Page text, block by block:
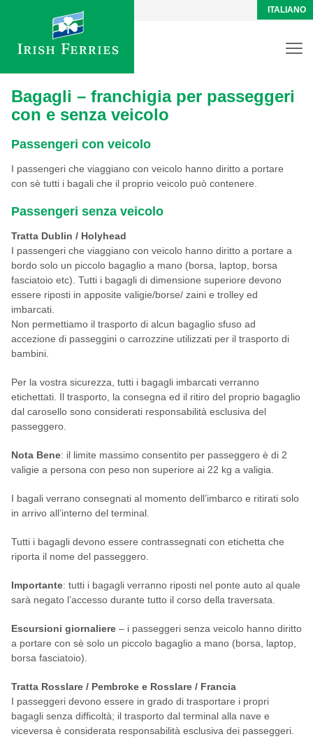
ITALIANO
Bagagli – franchigia per passeggeri
con e senza veicolo
Passengeri con veicolo
I passengeri che viaggiano con veicolo hanno diritto a portare
con sè tutti i bagali che il proprio veicolo può contenere.
Passengeri senza veicolo
Tratta Dublin / Holyhead
I passengeri che viaggiano con veicolo hanno diritto a portare a
bordo solo un piccolo bagaglio a mano (borsa, laptop, borsa
fasciatoio etc). Tutti i bagagli di dimensione superiore devono
essere riposti in apposite valigie/borse/ zaini e trolley ed
imbarcati.
Non permettiamo il trasporto di alcun bagaglio sfuso ad
accezione di passeggini o carrozzine utilizzati per il trasporto di
bambini.
Per la vostra sicurezza, tutti i bagagli imbarcati verranno
etichettati. Il trasporto, la consegna ed il ritiro del proprio bagaglio
dal carosello sono considerati responsabilità esclusiva del
passeggero.
Nota Bene: il limite massimo consentito per passeggero è di 2
valigie a persona con peso non superiore ai 22 kg a valigia.
I bagali verrano consegnati al momento dell’imbarco e ritirati solo
in arrivo all’interno del terminal.
Tutti i bagagli devono essere contrassegnati con etichetta che
riporta il nome del passeggero.
Importante: tutti i bagagli verranno riposti nel ponte auto al quale
sarà negato l’accesso durante tutto il corso della traversata.
Escursioni giornaliere– i passeggeri senza veicolo hanno diritto
a portare con sè solo un piccolo bagaglio a mano (borsa, laptop,
borsa fasciatoio).
Tratta Rosslare / Pembroke e Rosslare / Francia
I passeggeri devono essere in grado di trasportare i propri
bagagli senza difficoltà; il trasporto dal terminal alla nave e
viceversa è considerata responsabilità esclusiva dei passeggeri.